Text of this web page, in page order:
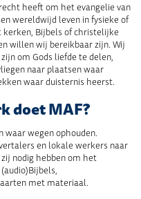
heeft om het evangelie van
wereldwijd leven in fysieke of
Bijbels of christelijke
willen wij bereikbaar zijn. Wij
om Gods liefde te delen,
naar plaatsen waar
waar duisternis heerst.
doet MAF?
waar wegen ophouden.
en lokale werkers naar
nodig hebben om het
met materiaal.